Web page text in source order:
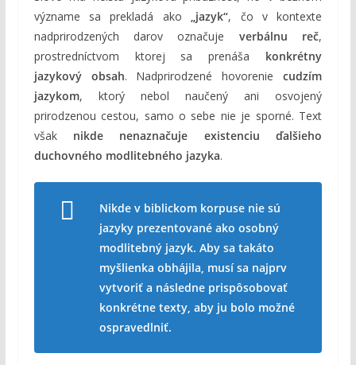
význame sa prekladá ako„jazyk“, čo v kontexte
nadprirodzených darov označuje verbálnu reč,
prostredníctvom ktorej sa prenáša konkrétny
jazykový obsah. Nadprirodzené hovoreniecudzím
jazykom, ktorý nebol naučený ani osvojený
prirodzenou cestou, samo o sebe nie je sporné. Text
však nikde nenaznačuje existenciu ďalšieho
duchovného modlitebného jazyka.
Nikde v biblickom korpuse nie sú
jazyky prezentované ako osobný
modlitebný jazyk. Aby sa takáto
myšlienka obhájila, musí sa najprv
vytvoriť a následne prispôsobovať
konkrétne texty, aby ju bolo možné
ospravedlniť.